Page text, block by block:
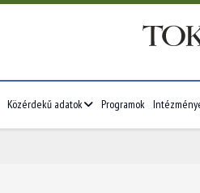
Közérdekű adatok Programok